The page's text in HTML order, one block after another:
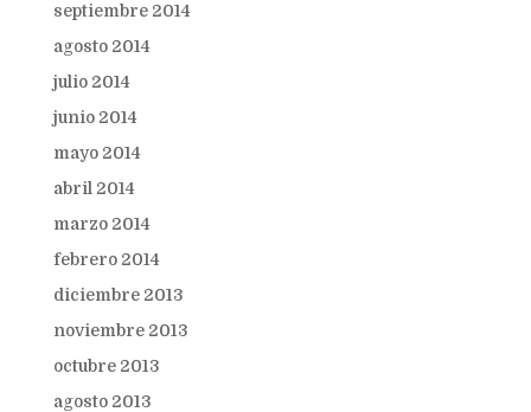
septiembre 2014
agosto 2014
julio 2014
junio 2014
mayo 2014
abril 2014
marzo 2014
febrero 2014
diciembre 2013
noviembre 2013
octubre 2013
agosto 2013